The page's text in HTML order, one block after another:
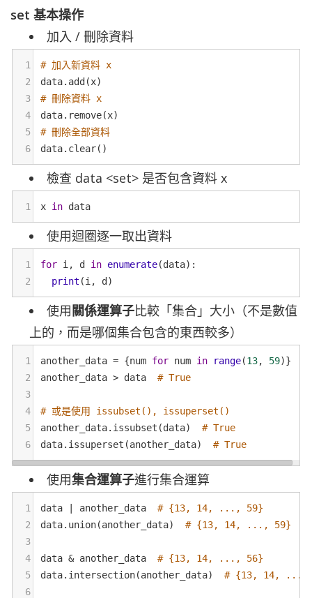
set 基本操作
加入 / 刪除資料
1
# 加入新資料 x
2
data. add(x)
3
# 刪除資料 x
4
data. remove(x)
5
# 刪除全部資料
6
data. clear()
檢查 data <set> 是否包含資料 x
1 x in data
使用迴圈逐一取出資料
1 for i , d in enumerate(data):
2
print (i , d)
使用關係運算子比較「集合」大小（不是數值
上的，而是哪個集合包含的東西較多）
1 another_data = {num for num in range(13, 59)}
2
another_data > data
# True
3
4
# 或是使用 issubset(), issuperset()
5
another_data. issubset (data) # True
6
data. issuperset (another_data) # True
使用集合運算子進行集合運算
1 data | another_data
# {13, 14, ..., 59}
2
data. union(another_data) # {13, 14, ..., 59}
3
4
data & another_data
# {13, 14, ..., 56}
5
data. intersection(another_data) # {13, 14, ...,
6